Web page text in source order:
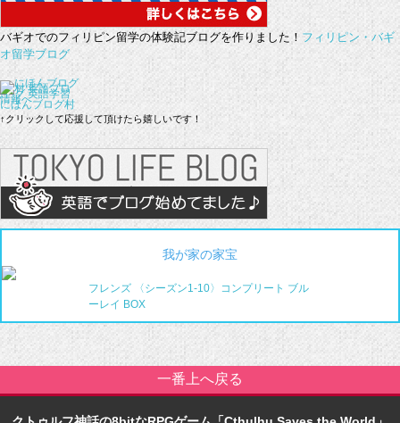
バギオでのフィリピン留学の体験記ブログを作りました！ フィリピン・バギ
オ留学ブログ
にほんブログ村
↑クリックして応援して頂けたら嬉しいです！
我が家の家宝
フレンズ 〈シーズン1-10〉コンプリート ブル
ーレイ BOX
一番上へ戻る